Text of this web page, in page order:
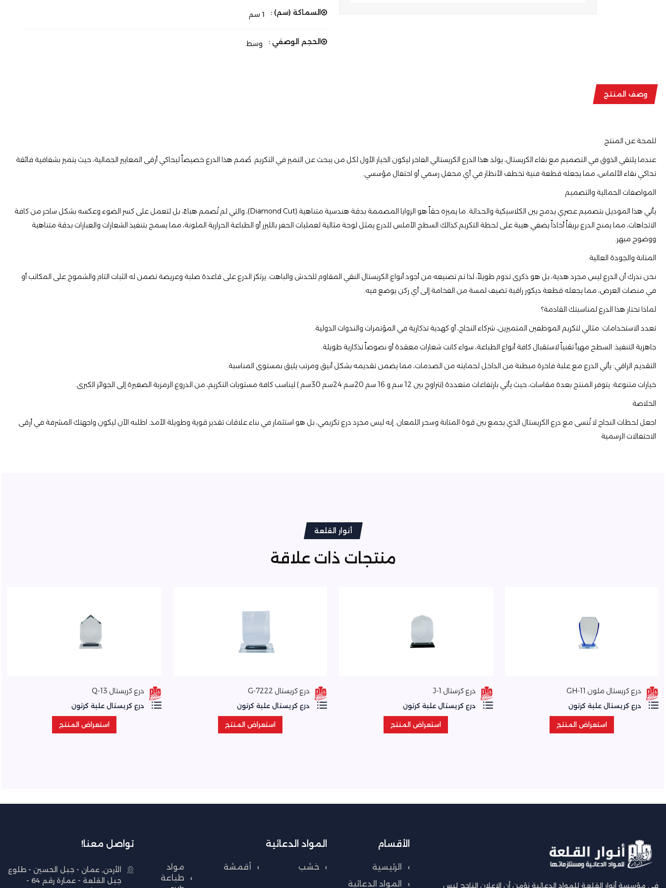
السماكة (سم) : 1 سم
الحجم الوصفي : وسط
وصف المنتج
للمحة عن المنتج
​عندما يلتقي الذوق في التصميم مع نقاء الكريستال، يولد هذا الدرع الكريستالي الفاخر ليكون الخيار الأول لكل من يبحث عن التميز في التكريم. صُمم هذا الدرع خصيصاً ليحاكي أرقى المعايير الجمالية، حيث يتميز بشفافية فائقة
تحاكي نقاء الألماس، مما يجعله قطعة فنية تخطف الأنظار في أي محفل رسمي أو احتفال مؤسسي.
​المواصفات الجمالية والتصميم
​يأتي هذا الموديل بتصميم عصري يدمج بين الكلاسيكية والحداثة. ما يميزه حقاً هو الزوايا المصممة بدقة هندسية متناهية (Diamond Cut)، والتي لم تُصمم هباءً، بل لتعمل على كسر الضوء وعكسه بشكل ساحر من كافة
الاتجاهات، مما يمنح الدرع بريقاً أخاذاً يضفي هيبة على لحظة التكريم.كذالك السطح الأملس للدرع يمثل لوحة مثالية لعمليات الحفر بالليزر أو الطباعة الحرارية الملونة، مما يسمح بتنفيذ الشعارات والعبارات بدقة متناهية
ووضوح مبهر.
​المتانة والجودة العالية
​نحن ندرك أن الدرع ليس مجرد هدية، بل هو ذكرى تدوم طويلاً، لذا تم تصنيعه من أجود أنواع الكريستال النقي المقاوم للخدش والباهت. يرتكز الدرع على قاعدة صلبة وعريضة تضمن له الثبات التام والشموخ على المكاتب أو
في منصات العرض، مما يجعله قطعة ديكور راقية تضيف لمسة من الفخامة إلى أي ركن يوضع فيه.
​لماذا تختار هذا الدرع لمناسبتك القادمة؟
​تعدد الاستخدامات: مثالي لتكريم الموظفين المتميزين، شركاء النجاح، أو كهدية تذكارية في المؤتمرات والندوات الدولية.
​جاهزية التنفيذ: السطح مهيأ تقنياً لاستقبال كافة أنواع الطباعة، سواء كانت شعارات معقدة أو نصوصاً تذكارية طويلة.
​التقديم الراقي: يأتي الدرع مع علبة فاخرة مبطنة من الداخل لحمايته من الصدمات، مما يضمن تقديمه بشكل أنيق ومرتب يليق بمستوى المناسبة.
​خيارات متنوعة: يتوفر المنتج بعدة مقاسات، حيث يأتي بارتفاعات متعددة (تتراوح بين 12 سم و 16 سم 20سم 24سم 30سم ) ليناسب كافة مستويات التكريم، من الدروع الرمزية الصغيرة إلى الجوائز الكبرى.
​الخلاصة
​اجعل لحظات النجاح لا تُنسى مع درع الكريستال الذي يجمع بين قوة المتانة وسحر اللمعان. إنه ليس مجرد درع تكريمي، بل هو استثمار في بناء علاقات تقدير قوية وطويلة الأمد. اطلبه الآن ليكون واجهتك المشرفة في أرقى
الاحتفالات الرسمية
أنوار القلعة
منتجات ذات علاقة
درع كريستال ملون GH-11
درع كريستال علبة كرتون
استعراض المنتج
استعراض المنتج
درع كرستال J-1
درع كريستال علبة كرتون
استعراض المنتج
استعراض المنتج
درع كريستال 7222-G
درع كريستال علبة كرتون
استعراض المنتج
استعراض المنتج
درع كريستال Q-13
درع كريستال علبة كرتون
استعراض المنتج
استعراض المنتج
في مؤسسة أنوار القلعة للمواد الدعائية نؤمن أن الإعلان الناجح ليس
الأقسام
الرئيسية
المواد الدعائية
المواد الدعائية
خشب أقمشة
مواد
طباعة
تواصل معنا!
الأردن, عمان - جبل الحسين - طلوع
جبل القلعة - عمارة رقم 64 -